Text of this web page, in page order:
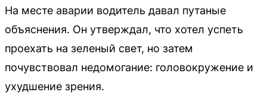
На месте аварии водитель давал путаные
объяснения. Он утверждал, что хотел успеть
проехать на зеленый свет, но затем
почувствовал недомогание: головокружение и
ухудшение зрения.